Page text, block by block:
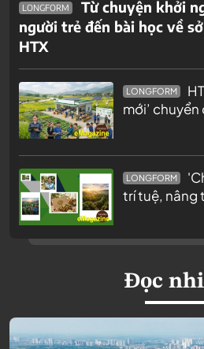
LONGFORM
Từ chuyện khởi
người trẻ đến bài học về
HTX
LONGFORM
mới’
LONGFORM
trí tuệ, nâng
Đọc